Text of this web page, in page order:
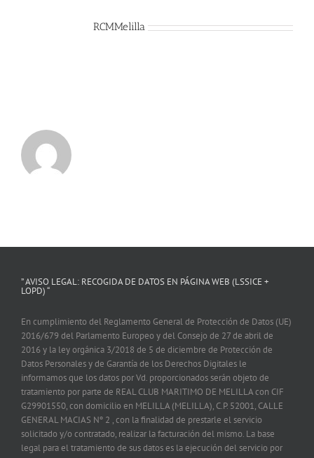
RCMMelilla
” AVISO LEGAL: RECOGIDA DE DATOS EN PÁGINA WEB (LSSICE +
LOPD) “
En cumplimiento del Reglamento General de Protección de Datos (UE)
2016/679 del Parlamento Europeo y del Consejo de 27 de abril de
2016 y la ley orgánica 3/2018 de 5 de diciembre de Protección de
Datos Personales y de Garantía de los Derechos Digitales le
informamos que los datos por Vd. proporcionados serán objeto de
tratamiento por parte de REAL CLUB MARITIMO DE MELILLA con CIF
G29901550, con domicilio en MELILLA (MELILLA), C.P. 52001, CALLE
GENERAL MACIAS Nº 2 , con la finalidad de prestarle el servicio
solicitado y/o contratado, realizar la facturación del mismo. La base
legal para el tratamiento de sus datos es la ejecución del servicio por